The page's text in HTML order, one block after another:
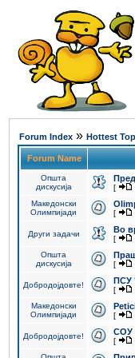
Forum Index » Hottest
Forum Name
Општа
дискусија
[
Македонски
Олимпијади
[
Други задачи Во
[
Општа
дискусија
[
Добродојдовте! ПCУ
[
Македонски
Олимпијади
[
Добродојдовте! СОУ
[